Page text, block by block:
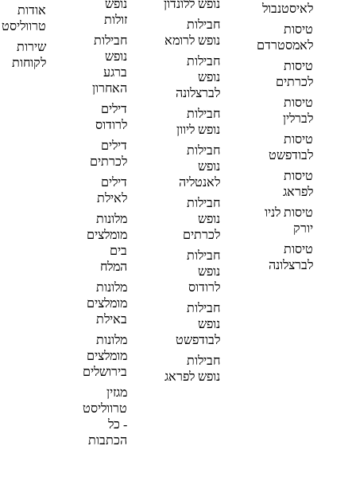
לאיסטנבול
טיסות
לאמסטרדם
טיסות
לכרתים
טיסות
לברלין
טיסות
לבודפשט
טיסות
לפראג
טיסות לניו
יורק
טיסות
לברצלונה
נופש ללונדון
חבילות
נופש לרומא
חבילות
נופש
לברצלונה
חבילות
נופש ליוון
חבילות
נופש
לאנטליה
חבילות
נופש
לכרתים
חבילות
נופש
לרודוס
חבילות
נופש
לבודפשט
חבילות
נופש לפראג
נופש
זולות
חבילות
נופש
ברגע
האחרון
דילים
לרודוס
דילים
לכרתים
דילים
לאילת
מלונות
מומלצים
בים
המלח
מלונות
מומלצים
באילת
מלונות
מומלצים
בירושלים
מגזין
טרווליסט
- כל
הכתבות
אודות
טרווליסט
שירות
לקוחות